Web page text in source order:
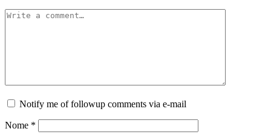
Notify me of followup comments via e-mail
Nome *